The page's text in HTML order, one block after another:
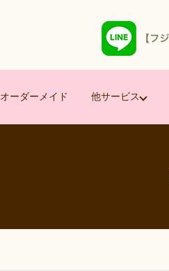
オーダーメイド 他サービス